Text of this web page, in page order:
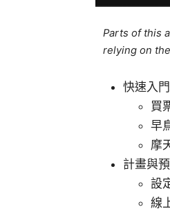
Parts of this
relying on
快速入
買
早
摩
計畫與
設
線